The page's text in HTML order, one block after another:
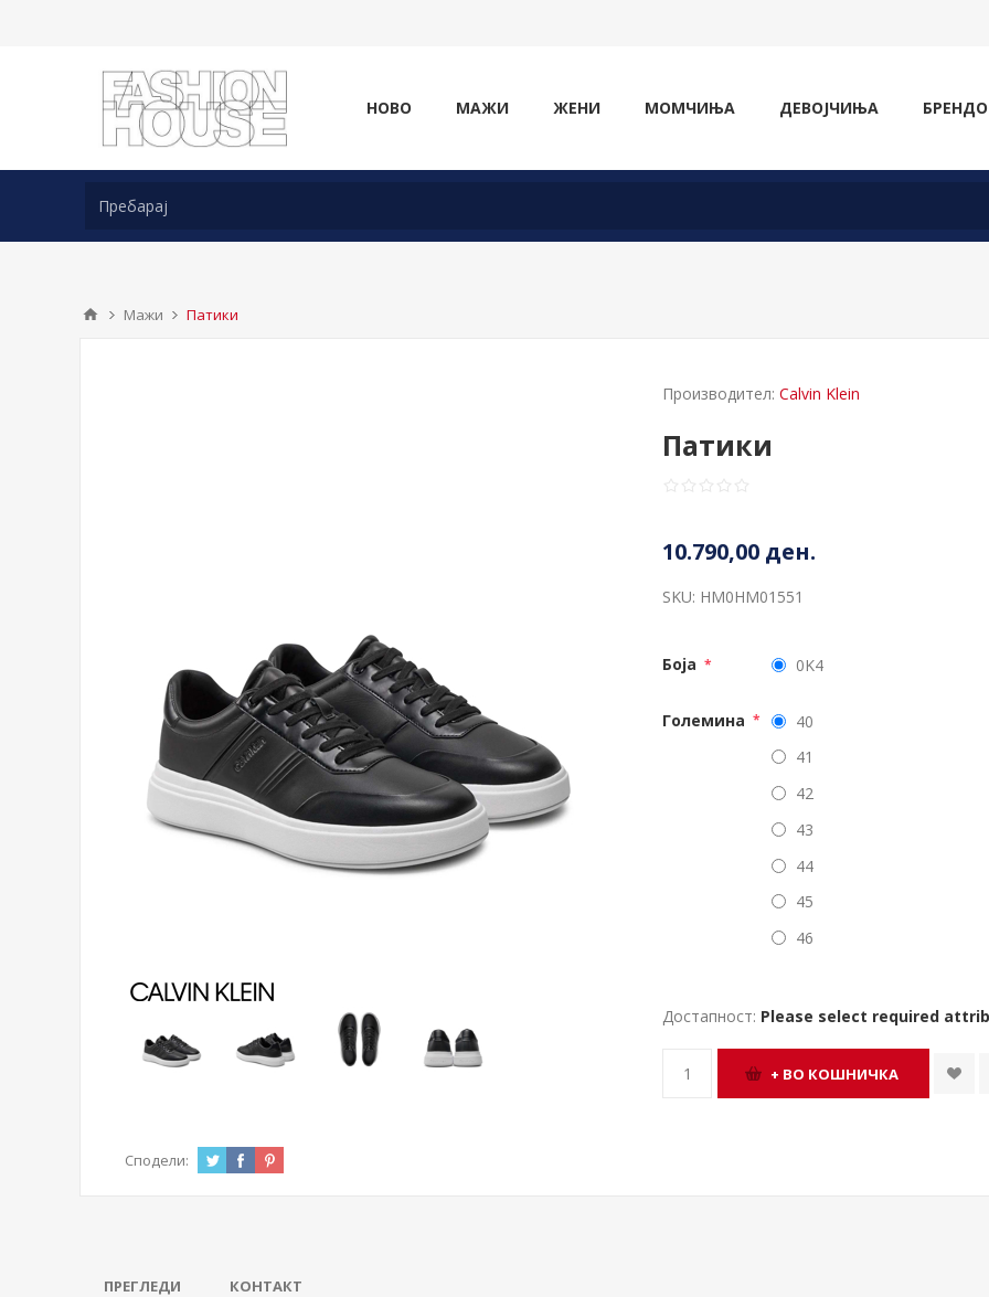
НОВО МАЖИ ЖЕНИ МОМЧИЊА ДЕВОЈЧИЊА
Мажи Патики
Производител: Calvin Klein
Патики
10.790,00 ден.
SKU: HM0HM01551
Боја * 0K4
Големина *
40
41
42
43
44
45
46
Достапност: Please select required
Сподели:
ПРЕГЛЕДИ КОНТАКТ